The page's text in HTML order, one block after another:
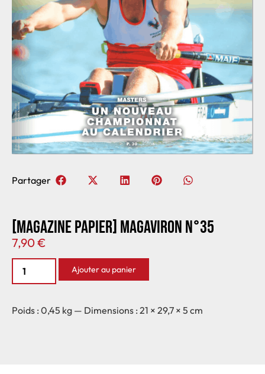
[MAGAZINE PAPIER] MAGAVIRON N°35
7,90€
Ajouter au panier
Poids : 0,45 kg — Dimensions : 21 × 29,7 × 5 cm
Partager